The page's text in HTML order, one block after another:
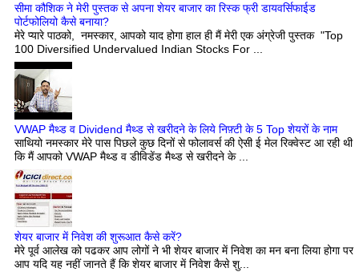
सीमा कौशिक ने मेरी पुस्तक से अपना शेयर बाजार का रिस्क फ्री डायवर्सिफाईड
पोर्टफोलियो कैसे बनाया?
मेरे प्यारे पाठको, नमस्कार, आपको याद होगा हाल ही मैं मेरी एक अंग्रेजी पुस्तक "Top
100 Diversified Undervalued Indian Stocks For ...
VWAP मैथ्ड व Dividend मैथ्ड से खरीदने के लिये निफ़्टी के 5 Top शेयरों के नाम
साथियो नमस्कार मेरे पास पिछले कुछ दिनों से फोलावर्स की ऐसी ई मेल रिक्वेस्ट आ रही थी
कि मैं आपको VWAP मैथ्ड व डीविडेंड मैथ्ड से खरीदने के ...
शेयर बाजार में निवेश की शुरूआत कैसे करें?
मेरे पूर्व आलेख को पढकर आप लोगों ने भी शेयर बाजार में निवेश का मन बना लिया होगा पर
आप यदि यह नहीं जानते हैं कि शेयर बाजार में निवेश कैसे शु...